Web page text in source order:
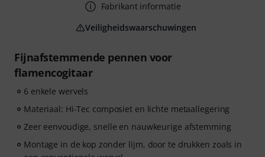
Fijnafstemmende pennen voor
flamencogitaar
6 enkele wervels
Materiaal: Hi-Tec composiet en lichte metaallegering
Zeer eenvoudige, snelle en nauwkeurige afstemming
Montage in de kop zonder lijm, door te drukken zoals in
Fabrikant informatie
Veiligheidswaarschuwingen